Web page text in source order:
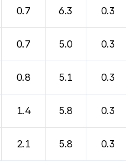
0.7 6.3 0.3
0.7 5.0 0.3
0.8 5.1 0.3
1.4 5.8 0.3
2.1 5.8 0.3